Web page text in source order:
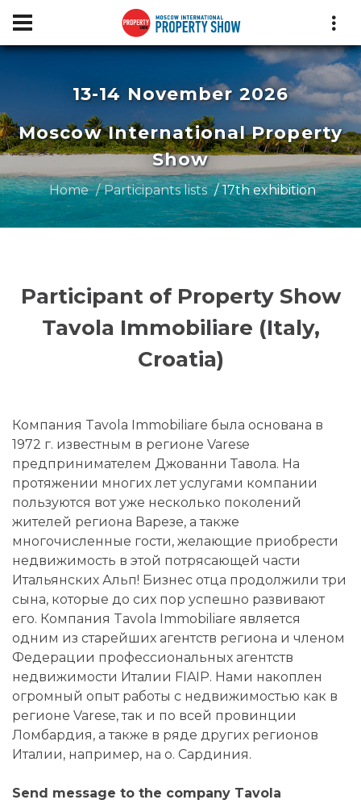
13-14 November 2026
Moscow International Property
Show
Home Participants lists 17th exhibition
Participant of Property Show
Tavola Immobiliare (Italy,
Croatia)
Компания Tavola Immobiliare была основана в
1972 г. известным в регионе Varese
предпринимателем Джованни Тавола. На
протяжении многих лет услугами компании
пользуются вот уже несколько поколений
жителей региона Варезе, а также
многочисленные гости, желающие приобрести
недвижимость в этой потрясающей части
Итальянских Альп! Бизнес отца продолжили три
сына, которые до сих пор успешно развивают
его. Компания Tavola Immobiliare является
одним из старейших агентств региона и членом
Федерации профессиональных агентств
недвижимости Италии FIAIP. Нами накоплен
огромный опыт работы с недвижимостью как в
регионе Varese, так и по всей провинции
Ломбардия, а также в ряде других регионов
Италии, например, на о. Сардиния.
Send message to the company Tavola